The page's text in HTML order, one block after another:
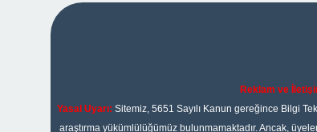
Reklam ve
Yasal Uyarı: Sitemiz, 5651 Sayılı Kanun gereğince Bilgi
araştırma yükümlülüğümüz bulunmamaktadır. Ancak,